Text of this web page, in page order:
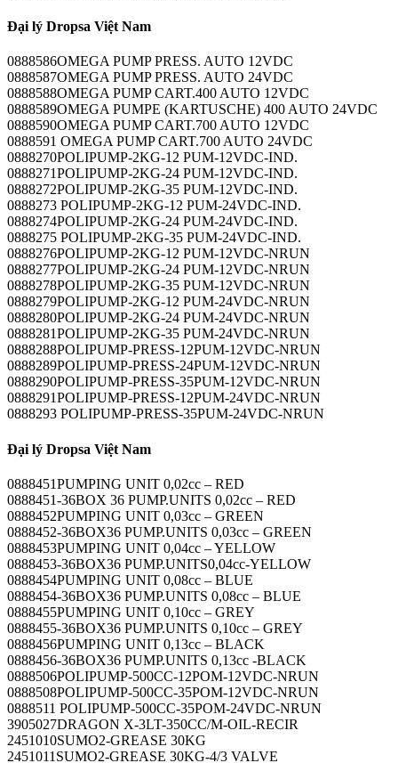
Đại lý Dropsa Việt Nam
0888586OMEGA PUMP PRESS. AUTO 12VDC
0888587OMEGA PUMP PRESS. AUTO 24VDC
0888588OMEGA PUMP CART.400 AUTO 12VDC
0888589OMEGA PUMPE (KARTUSCHE) 400 AUTO 24VDC
0888590OMEGA PUMP CART.700 AUTO 12VDC
0888591 OMEGA PUMP CART.700 AUTO 24VDC
0888270POLIPUMP-2KG-12 PUM-12VDC-IND.
0888271POLIPUMP-2KG-24 PUM-12VDC-IND.
0888272POLIPUMP-2KG-35 PUM-12VDC-IND.
0888273 POLIPUMP-2KG-12 PUM-24VDC-IND.
0888274POLIPUMP-2KG-24 PUM-24VDC-IND.
0888275 POLIPUMP-2KG-35 PUM-24VDC-IND.
0888276POLIPUMP-2KG-12 PUM-12VDC-NRUN
0888277POLIPUMP-2KG-24 PUM-12VDC-NRUN
0888278POLIPUMP-2KG-35 PUM-12VDC-NRUN
0888279POLIPUMP-2KG-12 PUM-24VDC-NRUN
0888280POLIPUMP-2KG-24 PUM-24VDC-NRUN
0888281POLIPUMP-2KG-35 PUM-24VDC-NRUN
0888288POLIPUMP-PRESS-12PUM-12VDC-NRUN
0888289POLIPUMP-PRESS-24PUM-12VDC-NRUN
0888290POLIPUMP-PRESS-35PUM-12VDC-NRUN
0888291POLIPUMP-PRESS-12PUM-24VDC-NRUN
0888293 POLIPUMP-PRESS-35PUM-24VDC-NRUN
Đại lý Dropsa Việt Nam
0888451PUMPING UNIT 0,02cc – RED
0888451-36BOX 36 PUMP.UNITS 0,02cc – RED
0888452PUMPING UNIT 0,03cc – GREEN
0888452-36BOX36 PUMP.UNITS 0,03cc – GREEN
0888453PUMPING UNIT 0,04cc – YELLOW
0888453-36BOX36 PUMP.UNITS0,04cc-YELLOW
0888454PUMPING UNIT 0,08cc – BLUE
0888454-36BOX36 PUMP.UNITS 0,08cc – BLUE
0888455PUMPING UNIT 0,10cc – GREY
0888455-36BOX36 PUMP.UNITS 0,10cc – GREY
0888456PUMPING UNIT 0,13cc – BLACK
0888456-36BOX36 PUMP.UNITS 0,13cc -BLACK
0888506POLIPUMP-500CC-12POM-12VDC-NRUN
0888508POLIPUMP-500CC-35POM-12VDC-NRUN
0888511 POLIPUMP-500CC-35POM-24VDC-NRUN
3905027DRAGON X-3LT-350CC/M-OIL-RECIR
2451010SUMO2-GREASE 30KG
2451011SUMO2-GREASE 30KG-4/3 VALVE